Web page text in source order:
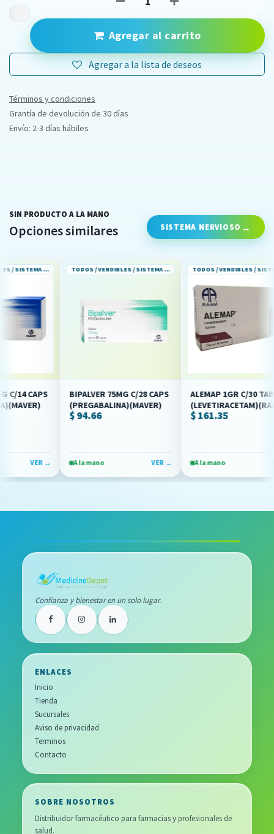
Agregar al carrito
Agregar a la lista de deseos
Términos y condiciones
Grantía de devolución de 30 días
Envío: 2-3 días hábiles
SIN PRODUCTO A LA MANO
Opciones similares SISTEMA NERVIOSO
TODOS / VENDIBLES / SISTEMA NERVIOSO
CAPS
VER →
TODOS / VENDIBLES / SISTEMA NERVIOSO
BIPALVER 75MG C/28 CAPS
(PREGABALINA)(MAVER)
$ 94.66
A la mano VER →
TODOS / VENDIBLES / SISTEMA NERVIOSO
ALEMAP 1GR C/30 TABS
(LEVETIRACETAM)(RAAM)
$ 161.35
A la mano
Confianza y bienestar en un solo lugar.
ENLACES
Inicio
Tienda
Sucursales
Aviso de privacidad
Terminos
Contacto
SOBRE NOSOTROS
Distribuidor farmacéutico para farmacias y profesionales de
salud.